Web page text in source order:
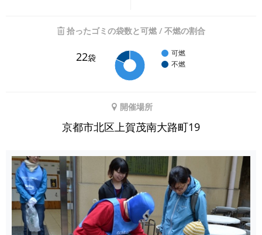
拾ったゴミの袋数と可燃 / 不燃の割合
22袋
可燃
不燃
開催場所
京都市北区上賀茂南大路町19